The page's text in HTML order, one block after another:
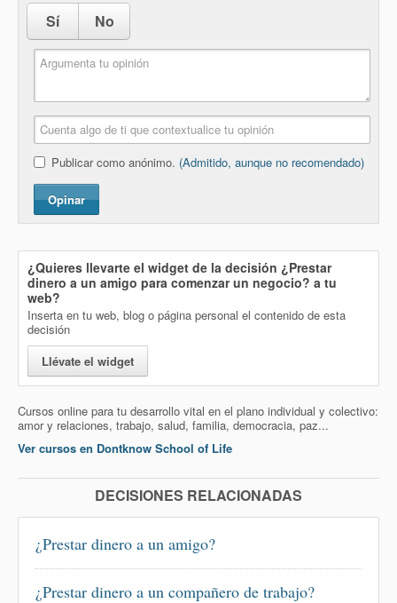
Sí No
Publicar como anónimo. (Admitido, aunque no recomendado)
Opinar
¿Quieres llevarte el widget de la decisión ¿Prestar
dinero a un amigo para comenzar un negocio? a tu
web?
Inserta en tu web, blog o página personal el contenido de esta
decisión
Llévate el widget
Cursos online para tu desarrollo vital en el plano individual y colectivo:
amor y relaciones, trabajo, salud, familia, democracia, paz...
Ver cursos en Dontknow School of Life
DECISIONES RELACIONADAS
¿Prestar dinero a un amigo?
¿Prestar dinero a un compañero de trabajo?